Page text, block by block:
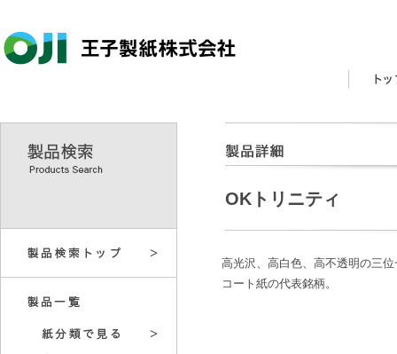
OKトリニティ
高光沢、高白色、高不透明の三
コート紙の代表銘柄。